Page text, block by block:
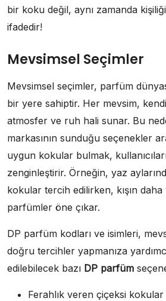
bir koku değil, aynı zamanda
ifadedir!
Mevsimsel Seçimler
Mevsimsel seçimler, parfüm
bir yere sahiptir. Her mevsim,
atmosfer ve ruh hali sunar. Bu
markasının sunduğu seçenekler
uygun kokular bulmak,
zenginleştirir. Örneğin, yaz
kokular tercih edilirken, kışın daha
parfümler öne çıkar.
DP parfüm kodları ve isimleri,
doğru tercihler yapmanıza
edilebilecek bazı DP parfüm
Ferahlık veren çiçeksi kokular